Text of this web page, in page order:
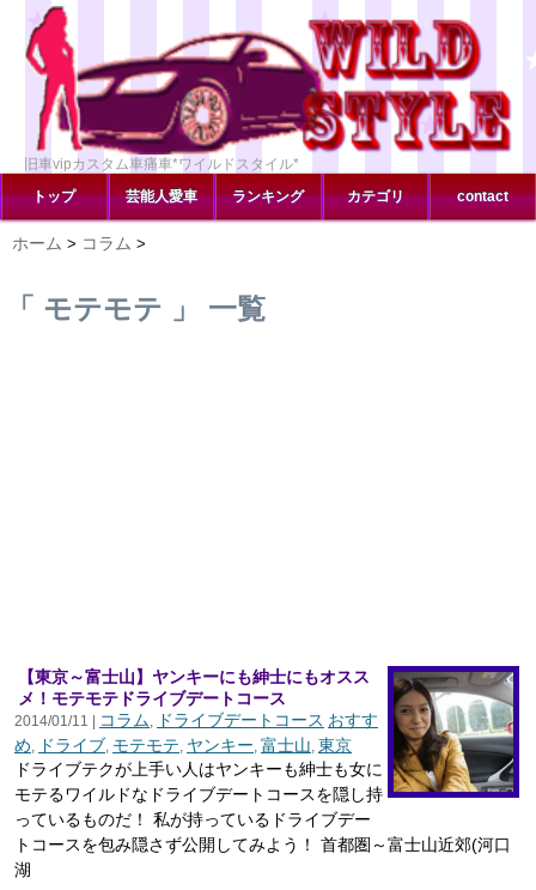
旧車vipカスタム車痛車*ワイルドスタイル*
トップ
芸能人愛車 ランキング カテゴリ contact
ホーム > コラム >
「 モテモテ 」 一覧
【東京～富士山】ヤンキーにも紳士にもオスス
メ！モテモテドライブデートコース
2014/01/11 | コラム, ドライブデートコース おすす
め, ドライブ, モテモテ, ヤンキー, 富士山, 東京
ドライブテクが上手い人はヤンキーも紳士も女に
モテるワイルドなドライブデートコースを隠し持
っているものだ！ 私が持っているドライブデー
トコースを包み隠さず公開してみよう！ 首都圏～富士山近郊(河口
湖